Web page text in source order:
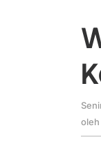
oleh